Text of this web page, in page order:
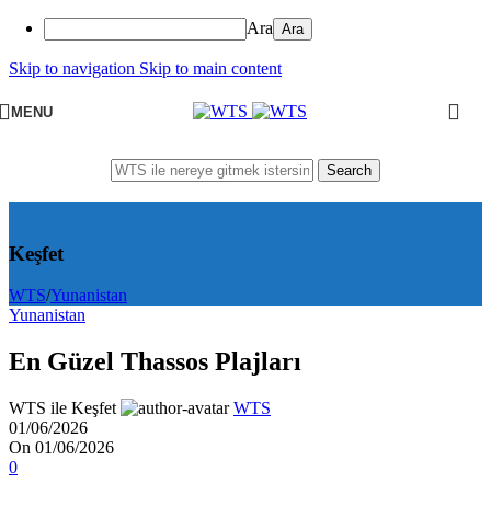
Ara
Skip to navigation Skip to main content
MENU
Search
Keşfet
WTS/Yunanistan
Yunanistan
En Güzel Thassos Plajları
WTS ile Keşfet
WTS
01/06/2026
On 01/06/2026
0